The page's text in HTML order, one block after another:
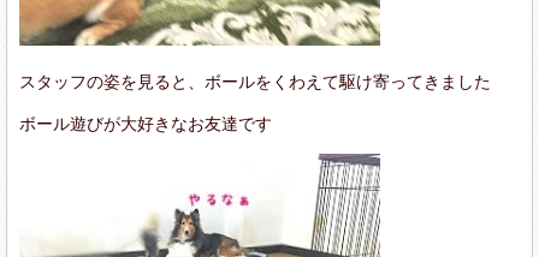
スタッフの姿を見ると、ボールをくわえて駆け寄ってきました
ボール遊びが大好きなお友達です